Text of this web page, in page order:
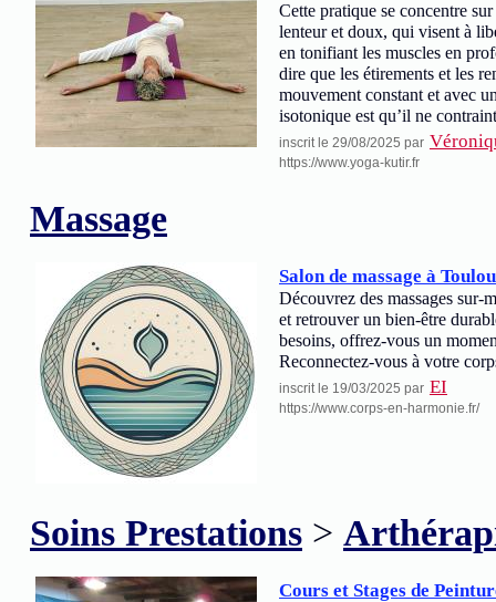
Cette pratique se concentre
lenteur et doux, qui visent à
en tonifiant les muscles en
dire que les étirements et les
mouvement constant et avec
isotonique est qu’il ne
inscrit le 29/08/2025 par
https://www.yoga-kutir.fr
Massage
Salon de massage à
Découvrez des massages sur-
et retrouver un bien-être
besoins, offrez-vous un
Reconnectez-vous à votre
inscrit le 19/03/2025 par EI
https://www.corps-en-harmonie.fr/
Soins Prestations >
Cours et Stages de